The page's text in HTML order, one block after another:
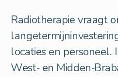
Radiotherapie vraagt
locaties en personeel.
West‑ en